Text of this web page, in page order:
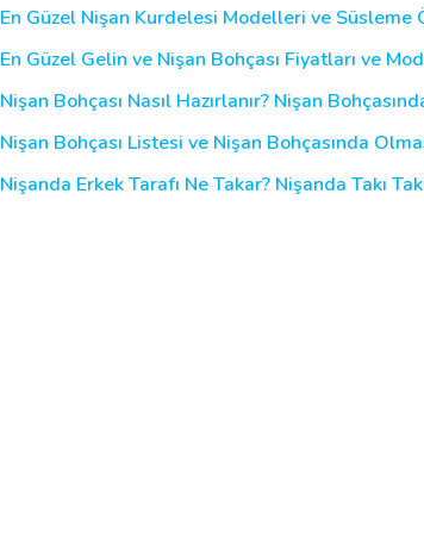
En Güzel Nişan Kurdelesi Modelleri ve Süsleme
En Güzel Gelin ve Nişan Bohçası Fiyatları ve
Nişan Bohçası Nasıl Hazırlanır? Nişan
Nişan Bohçası Listesi ve Nişan Bohçasında
Nişanda Erkek Tarafı Ne Takar? Nişanda Takı